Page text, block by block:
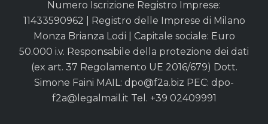
Numero Iscrizione Registro Imprese:
11433590962 | Registro delle Imprese di Milano
Monza Brianza Lodi | Capitale sociale: Euro
50.000 i.v. Responsabile della protezione dei dati
(ex art. 37 Regolamento UE 2016/679) Dott.
Simone Faini MAIL: dpo@f2a.biz PEC: dpo-
f2a@legalmail.it Tel. +39 02409991